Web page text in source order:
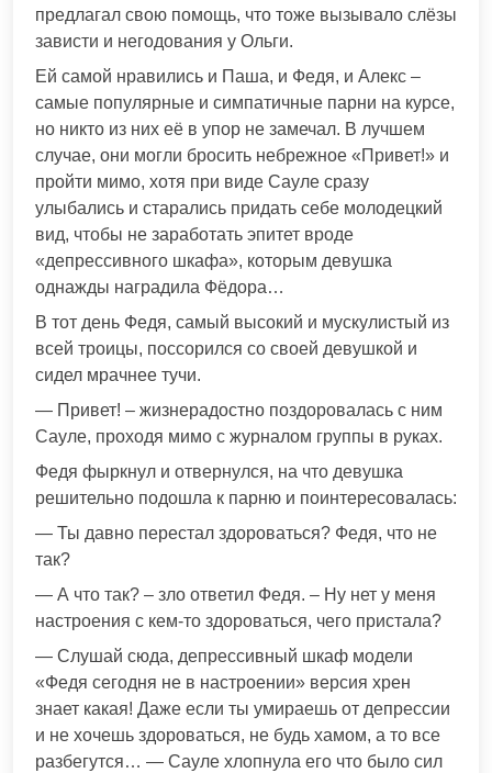
предлагал свою помощь, что тоже вызывало слёзы
зависти и негодования у Ольги.
Ей самой нравились и Паша, и Федя, и Алекс –
самые популярные и симпатичные парни на курсе,
но никто из них её в упор не замечал. В лучшем
случае, они могли бросить небрежное «Привет!» и
пройти мимо, хотя при виде Сауле сразу
улыбались и старались придать себе молодецкий
вид, чтобы не заработать эпитет вроде
«депрессивного шкафа», которым девушка
однажды наградила Фёдора…
В тот день Федя, самый высокий и мускулистый из
всей троицы, поссорился со своей девушкой и
сидел мрачнее тучи.
— Привет! – жизнерадостно поздоровалась с ним
Сауле, проходя мимо с журналом группы в руках.
Федя фыркнул и отвернулся, на что девушка
решительно подошла к парню и поинтересовалась:
— Ты давно перестал здороваться? Федя, что не
так?
— А что так? – зло ответил Федя. – Ну нет у меня
настроения с кем-то здороваться, чего пристала?
— Слушай сюда, депрессивный шкаф модели
«Федя сегодня не в настроении» версия хрен
знает какая! Даже если ты умираешь от депрессии
и не хочешь здороваться, не будь хамом, а то все
разбегутся… — Сауле хлопнула его что было сил